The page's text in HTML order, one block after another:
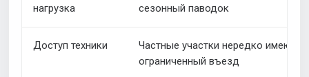
нагрузка
сезонный паводок
Доступ техники
Частные участки нередко имеют
ограниченный въезд